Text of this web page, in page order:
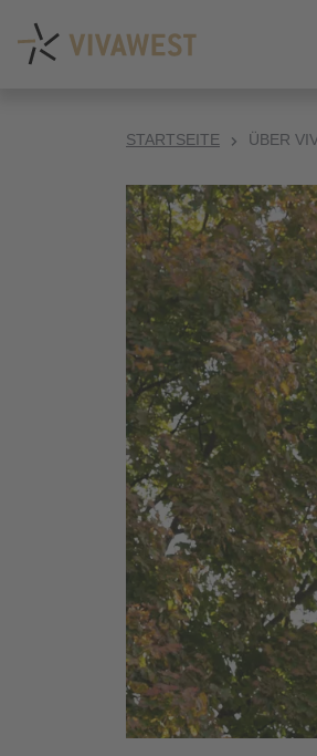
STARTSEITE ÜBER